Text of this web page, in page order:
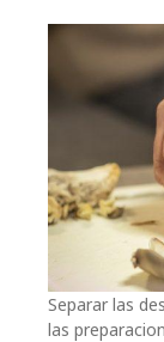
Separar las
las